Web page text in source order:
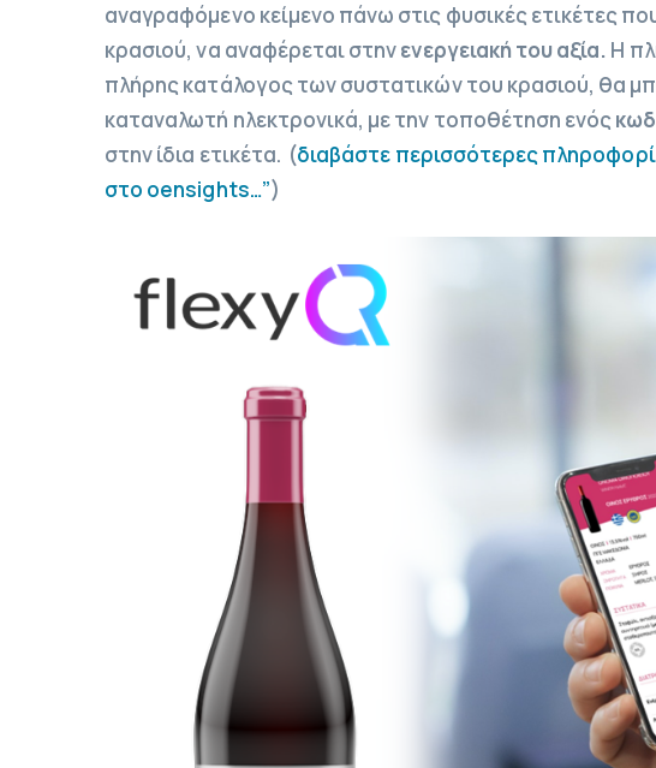
αναγραφόμενο κείμενο πάνω στις φυσικές ετικέτες
κρασιού, να αναφέρεται στηνενεργειακή του αξία. Η
πλήρης κατάλογος των συστατικών του κρασιού, θα
καταναλωτή ηλεκτρονικά, με την τοποθέτηση ενός
στην ίδια ετικέτα. (διαβάστε περισσότερες
στο oensights…”)